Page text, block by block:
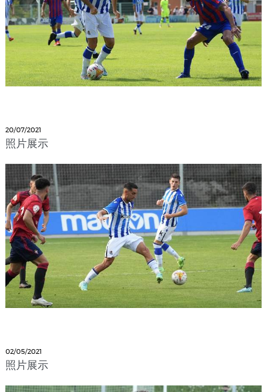
20/07/2021
照片展示
02/05/2021
照片展示